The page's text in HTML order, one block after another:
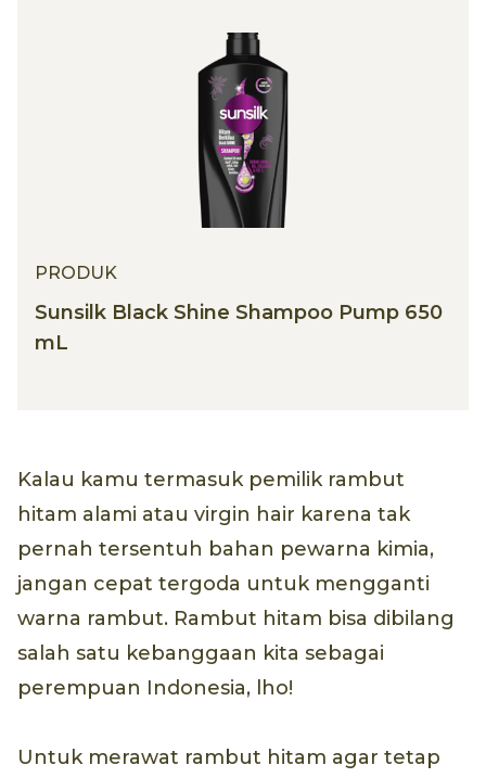
PRODUK
Sunsilk Black Shine Shampoo Pump 650
mL
Kalau kamu termasuk pemilik rambut
hitam alami atau virgin hair karena tak
pernah tersentuh bahan pewarna kimia,
jangan cepat tergoda untuk mengganti
warna rambut. Rambut hitam bisa dibilang
salah satu kebanggaan kita sebagai
perempuan Indonesia, lho!
Untuk merawat rambut hitam agar tetap